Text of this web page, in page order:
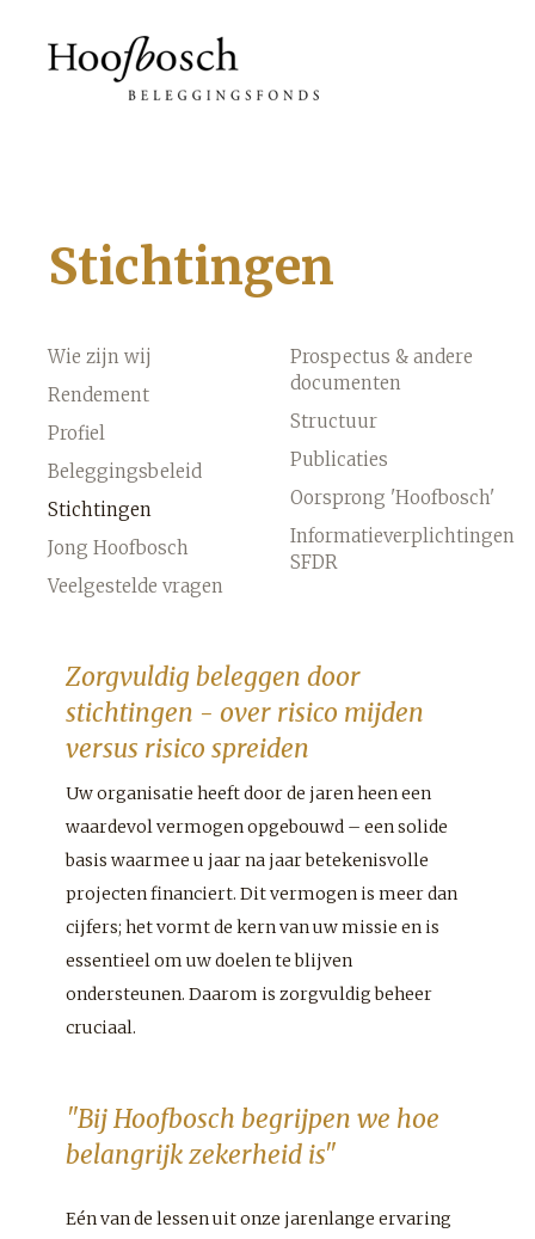
Stichtingen
Wie zijn wij
Rendement
Profiel
Beleggingsbeleid
Stichtingen
Jong Hoofbosch
Veelgestelde vragen
Prospectus & andere
documenten
Structuur
Publicaties
Oorsprong 'Hoofbosch'
Informatieverplichtingen
SFDR
Zorgvuldig beleggen door
stichtingen - over risico mijden
versus risico spreiden
Uw organisatie heeft door de jaren heen een
waardevol vermogen opgebouwd – een solide
basis waarmee u jaar na jaar betekenisvolle
projecten financiert. Dit vermogen is meer dan
cijfers; het vormt de kern van uw missie en is
essentieel om uw doelen te blijven
ondersteunen. Daarom is zorgvuldig beheer
cruciaal.
"Bij Hoofbosch begrijpen we hoe
belangrijk zekerheid is"
Eén van de lessen uit onze jarenlange ervaring